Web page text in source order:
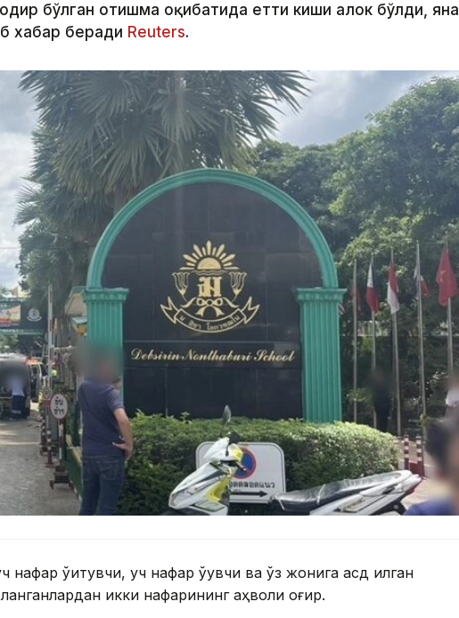
бўлган отишма оқибатида етти киши ҳалок бўлди, яна
хабар беради Reuters.
ўқитувчи, уч нафар ўқувчи ва ўз жонига қасд қилган
икки нафарининг аҳволи оғир.